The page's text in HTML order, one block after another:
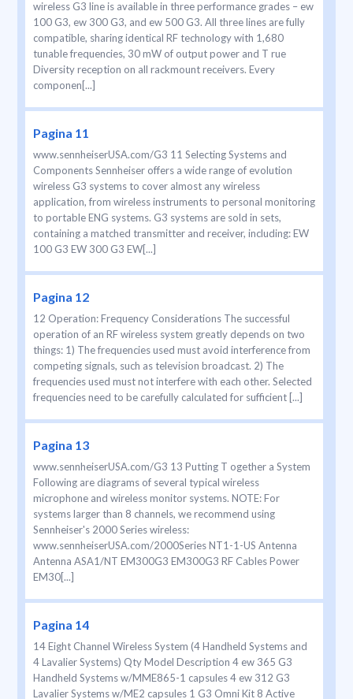
wireless G3 line is available in three performance grades – ew
100 G3, ew 300 G3, and ew 500 G3. All three lines are fully
compatible, sharing identical RF technology with 1,680
tunable frequencies, 30 mW of output power and T rue
Diversity reception on all rackmount receivers. Every
componen[...]
Pagina 11
www.sennheiserUSA.com/G3 11 Selecting Systems and
Components Sennheiser offers a wide range of evolution
wireless G3 systems to cover almost any wireless
application, from wireless instruments to personal monitoring
to portable ENG systems. G3 systems are sold in sets,
containing a matched transmitter and receiver, including: EW
100 G3 EW 300 G3 EW[...]
Pagina 12
12 Operation: Frequency Considerations The successful
operation of an RF wireless system greatly depends on two
things: 1) The frequencies used must avoid interference from
competing signals, such as television broadcast. 2) The
frequencies used must not interfere with each other. Selected
frequencies need to be carefully calculated for sufficient [...]
Pagina 13
www.sennheiserUSA.com/G3 13 Putting T ogether a System
Following are diagrams of several typical wireless
microphone and wireless monitor systems. NOTE: For
systems larger than 8 channels, we recommend using
Sennheiser's 2000 Series wireless:
www.sennheiserUSA.com/2000Series NT1-1-US Antenna
Antenna ASA1/NT EM300G3 EM300G3 RF Cables Power
EM30[...]
Pagina 14
14 Eight Channel Wireless System (4 Handheld Systems and
4 Lavalier Systems) Qty Model Description 4 ew 365 G3
Handheld Systems w/MME865-1 capsules 4 ew 312 G3
Lavalier Systems w/ME2 capsules 1 G3 Omni Kit 8 Active